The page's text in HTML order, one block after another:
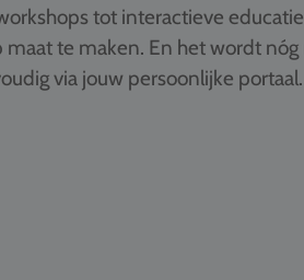
tot interactieve
te maken. En het wordt
via jouw persoonlijke